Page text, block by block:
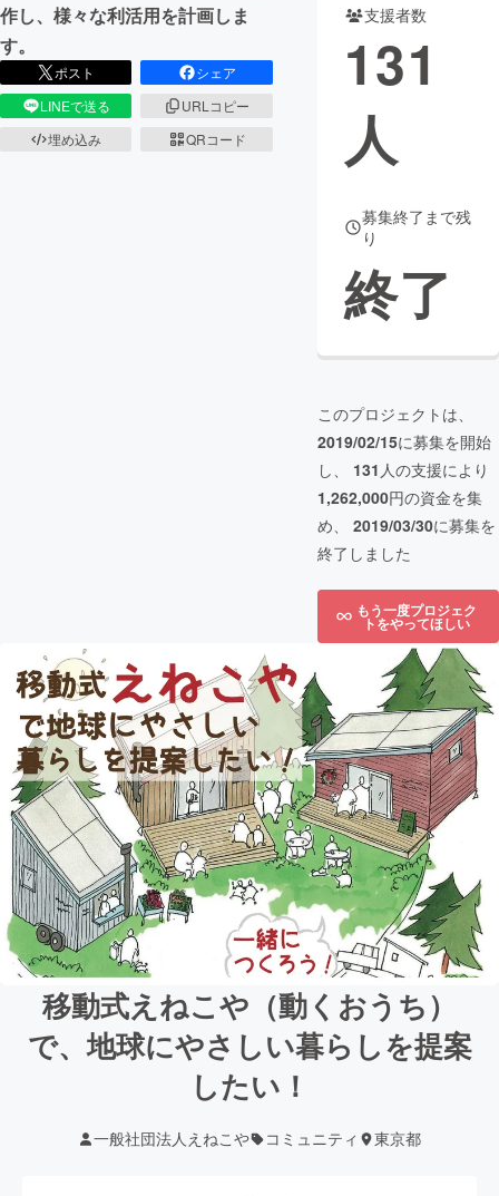
作し、様々な利活用を計画しま
す。
ポスト
シェア
LINEで送る
URLコピー
埋め込み
QRコード
支援者数
131
人
募集終了まで残
り
終了
このプロジェクトは、
2019/02/15に募集を開始
し、 131 人の支援により
1,262,000円の資金を集
め、 2019/03/30に募集を
終了しました
もう一度プロジェク
トをやってほしい
移動式えねこや（動くおうち）
で、地球にやさしい暮らしを提案
したい！
一般社団法人えねこや コミュニティ 東京都